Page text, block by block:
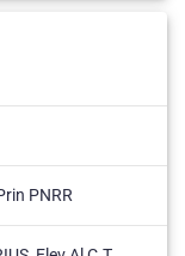
PNRR